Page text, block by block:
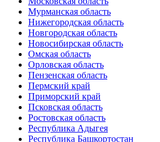
Мурманская область
Нижегородская область
Новгородская область
Новосибирская область
Омская область
Орловская область
Пензенская область
Пермский край
Приморский край
Псковская область
Ростовская область
Республика Адыгея
Республика Башкортостан